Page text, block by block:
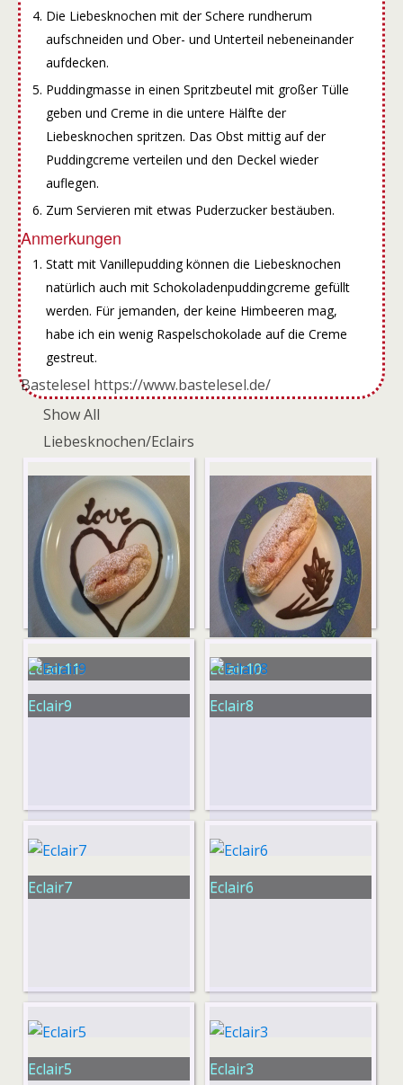
Die Liebesknochen mit der Schere rundherum
aufschneiden und Ober- und Unterteil nebeneinander
aufdecken.
Puddingmasse in einen Spritzbeutel mit großer Tülle
geben und Creme in die untere Hälfte der
Liebesknochen spritzen. Das Obst mittig auf der
Puddingcreme verteilen und den Deckel wieder
auflegen.
Zum Servieren mit etwas Puderzucker bestäuben.
Anmerkungen
Statt mit Vanillepudding können die Liebesknochen
natürlich auch mit Schokoladenpuddingcreme gefüllt
werden. Für jemanden, der keine Himbeeren mag,
habe ich ein wenig Raspelschokolade auf die Creme
gestreut.
Bastelesel https://www.bastelesel.de/
Show All
Liebesknochen/Eclairs
Eclair11
Eclair10
Eclair9
Eclair8
Eclair7 Eclair6
Eclair5 Eclair3